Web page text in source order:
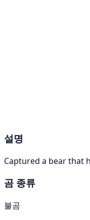
설명
Captured a bear that
곰 종류
불곰